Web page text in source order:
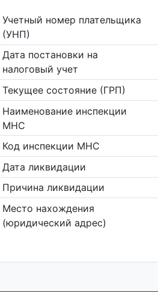
Учетный номер плательщика
(УНП)
Дата постановки на
налоговый учет
Текущее состояние (ГРП)
Наименование инспекции
МНС
Код инспекции МНС
Дата ликвидации
Причина ликвидации
Место нахождения
(юридический адрес)